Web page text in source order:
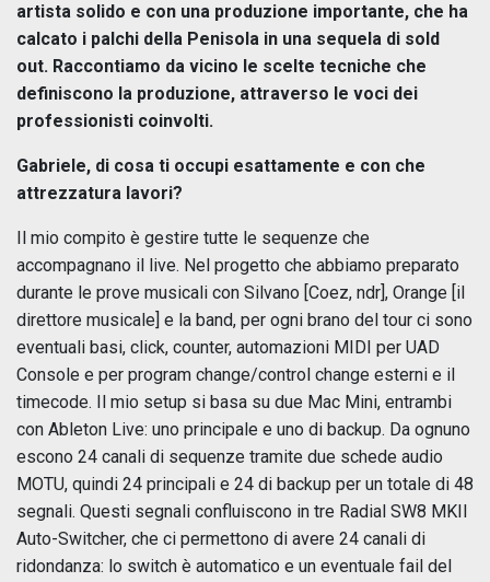
artista solido e con una produzione importante, che ha
calcato i palchi della Penisola in una sequela di sold
out. Raccontiamo da vicino le scelte tecniche che
definiscono la produzione, attraverso le voci dei
professionisti coinvolti.
Gabriele, di cosa ti occupi esattamente e con che
attrezzatura lavori?
Il mio compito è gestire tutte le sequenze che
accompagnano il live. Nel progetto che abbiamo preparato
durante le prove musicali con Silvano [Coez, ndr], Orange [il
direttore musicale] e la band, per ogni brano del tour ci sono
eventuali basi, click, counter, automazioni MIDI per UAD
Console e per program change/control change esterni e il
timecode. Il mio setup si basa su due Mac Mini, entrambi
con Ableton Live: uno principale e uno di backup. Da ognuno
escono 24 canali di sequenze tramite due schede audio
MOTU, quindi 24 principali e 24 di backup per un totale di 48
segnali. Questi segnali confluiscono in tre Radial SW8 MKII
Auto-Switcher, che ci permettono di avere 24 canali di
ridondanza: lo switch è automatico e un eventuale fail del